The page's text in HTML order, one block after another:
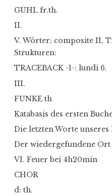
GUHL fr.th.
II.
V. Wörter; composite II,
Strukturen:
TRACEBACK -1-: lundi 6.
III.
FUNKE th
Katabasis des ersten
Die letzten Worte unseres
Der wiedergefundene Ort
VI. Feuer bei 4h20min
CHOR
d: th.